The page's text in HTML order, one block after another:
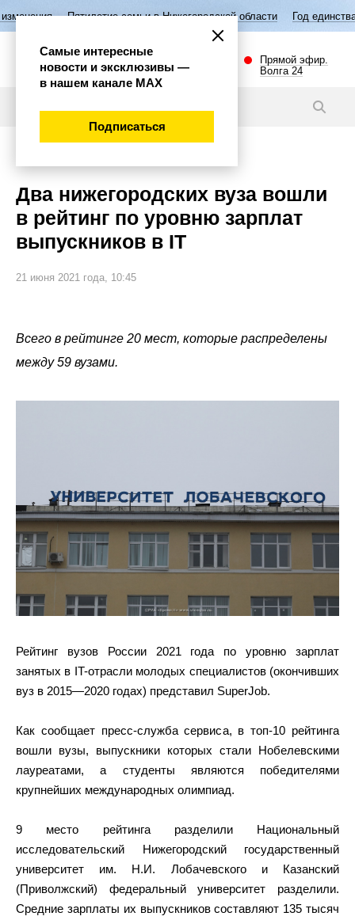
семьи в Нижегородской области Год единства народов России
Прямой эфир.
Волга 24
Два нижегородских вуза вошли
в рейтинг по уровню зарплат
выпускников в IT
21 июня 2021 года, 10:45
Всего в рейтинге 20 мест, которые распределены
между 59 вузами.
Рейтинг вузов России 2021 года по уровню зарплат
занятых в IT-отрасли молодых специалистов (окончивших
вуз в 2015—2020 годах) представил SuperJob.
Как сообщает пресс-служба сервиса, в топ-10 рейтинга
вошли вузы, выпускники которых стали Нобелевскими
лауреатами, а студенты являются победителями
крупнейших международных олимпиад.
9 место рейтинга разделили Национальный
исследовательский Нижегородский государственный
университет им. Н.И. Лобачевского и Казанский
(Приволжский) федеральный университет разделили.
Средние зарплаты их выпускников составляют 135 тысяч
Самые интересные
новости и эксклюзивы —
в нашем канале МАХ
Подписаться